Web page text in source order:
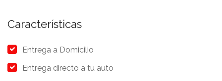
Características
Entrega a Domicilio
Entrega directo a tu auto